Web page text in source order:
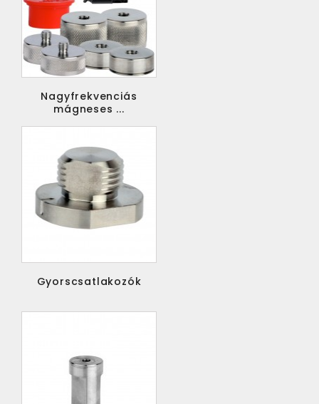
Nagyfrekvenciás
mágneses ...
Gyorscsatlakozók